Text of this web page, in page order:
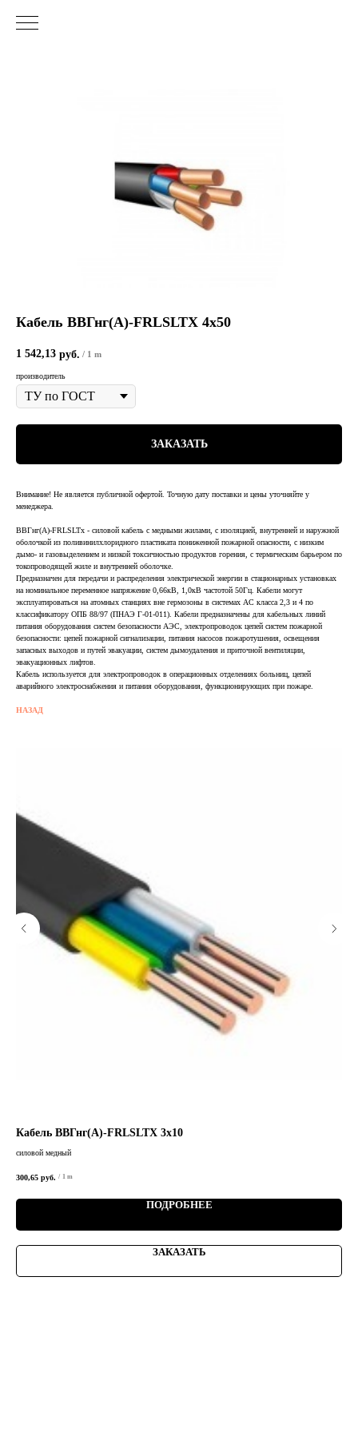
Кабель ВВГнг(А)-FRLSLTХ 4х50
1 542,13 руб. / 1 m
производитель
ЗАКАЗАТЬ
Внимание! Не является публичной офертой. Точную дату поставки и цены уточняйте у
менеджера.
ВВГнг(А)-FRLSLTx - силовой кабель с медными жилами, с изоляцией, внутренней и наружной
оболочкой из поливинилхлоридного пластиката пониженной пожарной опасности, с низким
дымо- и газовыделением и низкой токсичностью продуктов горения, с термическим барьером по
токопроводящей жиле и внутренней оболочке.
Предназначен для передачи и распределения электрической энергии в стационарных установках
на номинальное переменное напряжение 0,66кВ, 1,0кВ частотой 50Гц. Кабели могут
эксплуатироваться на атомных станциях вне гермозоны в системах АС класса 2,3 и 4 по
классификатору ОПБ 88/97 (ПНАЭ Г-01-011). Кабели предназначены для кабельных линий
питания оборудования систем безопасности АЭС, электропроводок цепей систем пожарной
безопасности: цепей пожарной сигнализации, питания насосов пожаротушения, освещения
запасных выходов и путей эвакуации, систем дымоудаления и приточной вентиляции,
эвакуационных лифтов.
Кабель используется для электропроводок в операционных отделениях больниц, цепей
аварийного электроснабжения и питания оборудования, функционирующих при пожаре.
НАЗАД
Кабель ВВГнг(А)-FRLSLTХ 3х10
силовой медный
300,65 руб. / 1 m
ПОДРОБНЕЕ
ЗАКАЗАТЬ